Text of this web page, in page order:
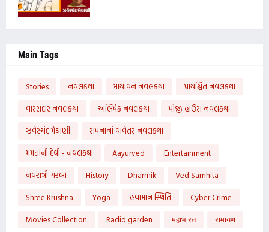
Main Tags
Stories નવલકથા માયાવન નવલકથા
પ્રાયશ્ચિત નવલકથા
વારસદાર નવલકથા
અભિષેક નવલકથા
પીજી હાઉસ નવલકથા
ઝવેરચંદ મેઘાણી
સપનાનાં વાવેતર નવલકથા
મમતાની દેવી - નવલકથા
Aayurved
Entertainment
નવરાત્રી ગરબા
History Dharmik
Ved Samhita
Shree Krushna
Yoga હવામાન સ્થિતિ
Cyber Crime
Movies Collection
Radio garden महाभारत रामायण